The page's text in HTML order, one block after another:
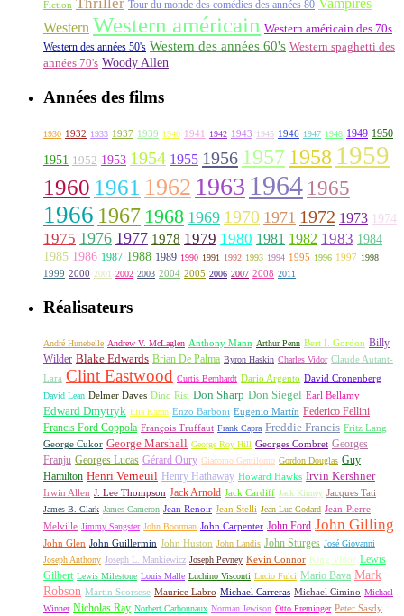
Fiction Thriller Tour du monde des comédies des années 80 Vampires
Western Western américain Western américain des 70s
Western des années 50's Western des années 60's Western spaghetti des
années 70's Woody Allen
Années des films
1930 1932 1933 1937 1939 1940 1941 1942 1943 1945 1946 1947 1948 1949 1950
1951 1952 1953 1954 1955 1956 1957 1958 1959
1960 1961 1962 1963 1964 1965
1966 1967 1968 1969 1970 1971 1972 1973 1974
1975 1976 1977 1978 1979 1980 1981 1982 1983 1984
1985 1986 1987 1988 1989 1990 1991 1992 1993 1994 1995 1996 1997 1998
1999 2000 2001 2002 2003 2004 2005 2006 2007 2008 2011
Réalisateurs
André Hunebelle Andrew V. McLaglen Anthony Mann Arthur Penn Bert I. Gordon Billy
Wilder Blake Edwards Brian De Palma Byron Haskin Charles Vidor Claude Autant-
Lara Clint Eastwood Curtis Bernhardt Dario Argento David Cronenberg
David Lean Delmer Daves Dino Risi Don Sharp Don Siegel Earl Bellamy
Edward Dmytryk Elia Kazan Enzo Barboni Eugenio Martín Federico Fellini
Francis Ford Coppola François Truffaut Frank Capra Freddie Francis Fritz Lang
George Cukor George Marshall George Roy Hill Georges Combret Georges
Franju Georges Lucas Gérard Oury Giacomo Gentilomo Gordon Douglas Guy
Hamilton Henri Verneuil Henry Hathaway Howard Hawks Irvin Kershner
Irwin Allen J. Lee Thompson Jack Arnold Jack Cardiff Jack Kinney Jacques Tati
James B. Clark James Cameron Jean Renoir Jean Stelli Jean-Luc Godard Jean-Pierre
Melville Jimmy Sangster John Boorman John Carpenter John Ford John Gilling
John Glen John Guillermin John Huston John Landis John Sturges José Giovanni
Joseph Anthony Joseph L. Mankiewicz Joseph Pevney Kevin Connor King Vidor Lewis
Gilbert Lewis Milestone Louis Malle Luchino Visconti Lucio Fulci Mario Bava Mark
Robson Martin Scorsese Maurice Labro Michael Carreras Michael Cimino Michael
Winner Nicholas Ray Norbert Carbonnaux Norman Jewison Otto Preminger Peter Sasdy